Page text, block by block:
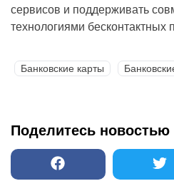
сервисов и поддерживать
технологиями бесконтактных
Банковские карты
Поделитесь новостью